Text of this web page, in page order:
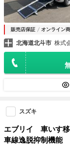
販売店保証 オンライン
北海道北斗市 株式
スズキ
エブリイ 車いす
車線逸脱抑制機